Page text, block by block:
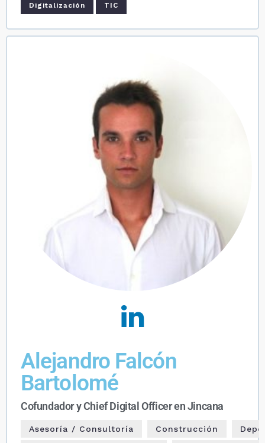
Digitalización TIC
Alejandro Falcón
Bartolomé
Cofundador y Chief Digital Officer en Jincana
Asesoría / Consultoría Construcción